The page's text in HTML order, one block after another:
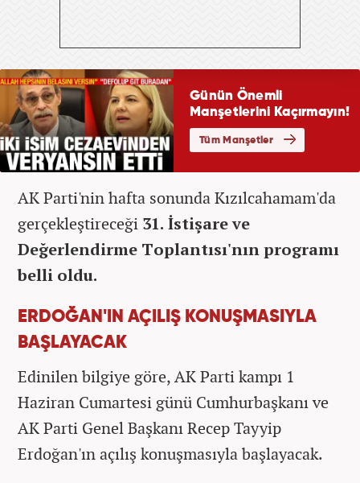
AK Parti'nin hafta sonunda Kızılcahamam'da
gerçekleştireceği 31. İstişare ve
Değerlendirme Toplantısı'nın programı
belli oldu.
ERDOĞAN'IN AÇILIŞ KONUŞMASIYLA
BAŞLAYACAK
Edinilen bilgiye göre, AK Parti kampı 1
Haziran Cumartesi günü Cumhurbaşkanı ve
AK Parti Genel Başkanı Recep Tayyip
Erdoğan'ın açılış konuşmasıyla başlayacak.